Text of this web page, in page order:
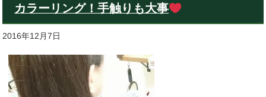
カラーリング！手触りも大事
2016年12月7日